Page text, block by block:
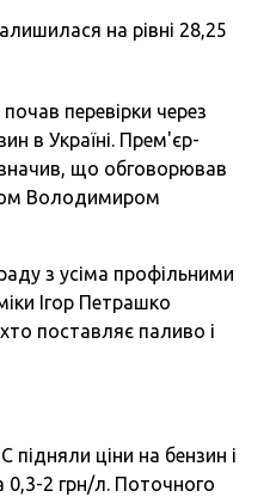
на рівні 28,25
перевірки через
в Україні. Прем'єр-
що обговорював
Володимиром
з усіма профільними
Ігор Петрашко
поставляє паливо і
підняли ціни на бензин і
0,3-2 грн/л. Поточного